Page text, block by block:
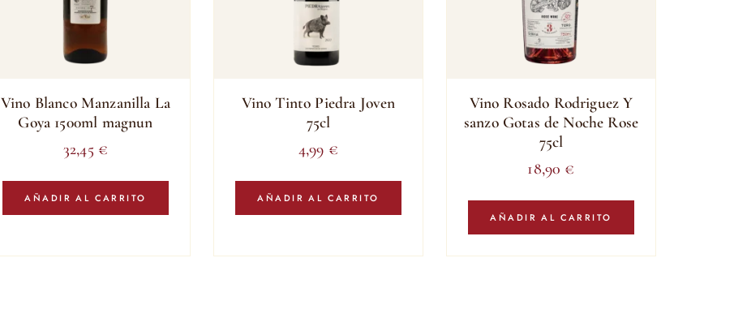
Vino Blanco Manzanilla La
Goya 1500ml magnun
32,45 €
AÑADIR AL CARRITO
Vino Tinto Piedra Joven
75cl
4,99 €
AÑADIR AL CARRITO
Vino Rosado Rodriguez Y
sanzo Gotas de Noche Rose
75cl
18,90 €
AÑADIR AL CARRITO